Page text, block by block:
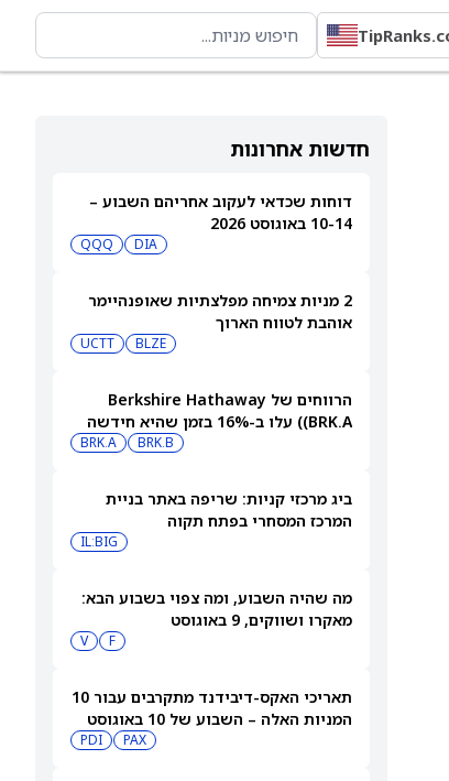
חדשות אחרונות
דוחות שכדאי לעקוב אחריהם השבוע –
10-14 באוגוסט 2026
DIA
QQQ
2 מניות צמיחה מפלצתיות שאופנהיימר
אוהבת לטווח הארוך
BLZE
UCTT
הרווחים של Berkshire Hathaway
(BRK.A) עלו ב-16% בזמן שהיא חידשה
רכישות עצמיות בהיקף של 4.5 מיליארדBRK.B
BRK.A
ביג מרכזי קניות: שריפה באתר בניית
המרכז המסחרי בפתח תקוה
IL:BIG
מה שהיה השבוע, ומה צפוי בשבוע הבא:
מאקרו ושווקים, 9 באוגוסט
F
V
תאריכי האקס-דיבידנד מתקרבים עבור 10
המניות האלה – השבוע של 10 באוגוסט
PAX
PDI